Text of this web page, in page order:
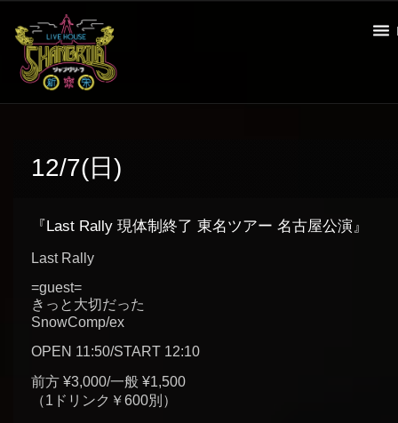
12/7(日)
『Last Rally 現体制終了 東名ツアー 名古屋公演』
Last Rally
=guest=
きっと大切だった
SnowComp/ex
OPEN 11:50/START 12:10
前方 ¥3,000/一般 ¥1,500
（1ドリンク￥600別）